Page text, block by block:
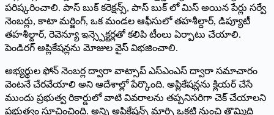
పరిష్కరించాలి. పాస్‌ బుక్‌ కరెక్షన్స్‌, పాస్‌ బుక్‌ లో మిస్‌ అయిన పేర్లు సర్వే
నెంబర్లు, కాటా మర్జింగ్‌, ఒక మండల ఆఫీసులో తహశీల్దార్‌, డిప్యూటీ
తహశీల్దార్‌, రెవెన్యూ ఇన్స్పెక్టర్లతో కలిపి టీంలు ఏర్పాటు చేయాలి.
పెండిరగ్‌ అప్లికేషన్లను మోజుల వైస్‌ విభజించాలి.
అభ్యర్థుల ఫోన్‌ నెంబర్ల ద్వారా వాట్సాప్‌ ఎస్‌ఎంఎస్‌ ద్వారా సమాచారం
వెంటనే చేరవేయాలి అని ఆదేశాల్లో పేర్కొంది. అప్లికేషన్లను క్లియర్‌ చేసే
ముందు ప్రభుత్వ రికార్డులో వాటి వివరాలను తప్పనిసరిగా చెక్‌ చేయాలని
ప్రభుత్వం సూచించింది. అన్ని అప్లికేషన్స్‌ మార్చి ఒకటి నుంచి తొమ్మిది